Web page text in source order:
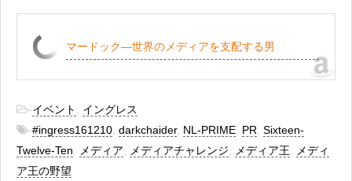
マードック―世界のメディアを支配する男
-イベント
イングレス
-#ingress161210 darkchaider, NL-PRIME PR Sixteen-
Twelve-Ten
メディア メディアチャレンジ メディア王
メディ
ア王の野望